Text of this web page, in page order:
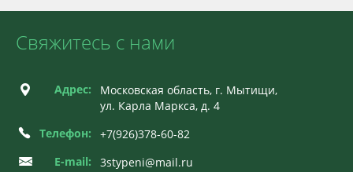
Свяжитесь с нами
Адрес:
Московская область, г. Мытищи,
ул. Карла Маркса, д. 4
Телефон:
+7(926)378-60-82
E-mail:
3stypeni@mail.ru